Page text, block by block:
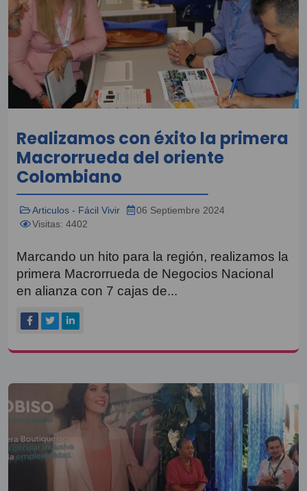
Realizamos con éxito la primera
Macrorrueda del oriente
Colombiano
Articulos - Fácil Vivir
06 Septiembre 2024
Visitas: 4402
Marcando un hito para la región, realizamos la
primera Macrorrueda de Negocios Nacional
en alianza con 7 cajas de...